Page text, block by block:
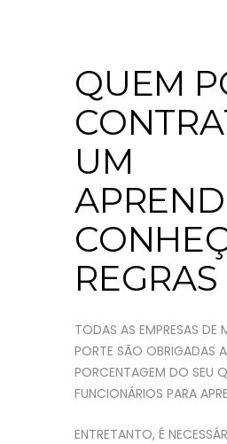
QUEM
UM
REGRAS
TODAS AS EMPRESAS DE
PORTE SÃO OBRIGADAS
PORCENTAGEM DO SEU
FUNCIONÁRIOS PARA
ENTRETANTO, É